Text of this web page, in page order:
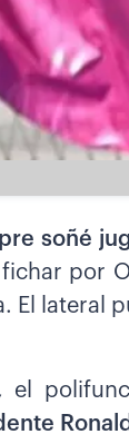
soñé
por
El lateral
el